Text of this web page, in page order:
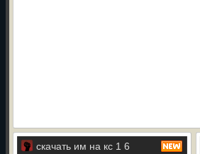
скачать им на кс 1 6